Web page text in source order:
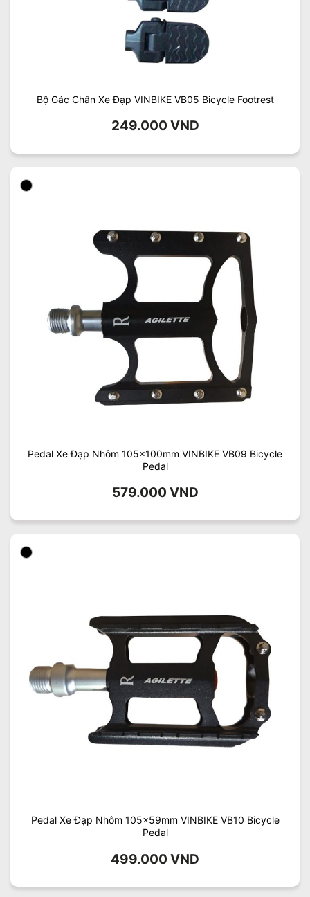
Bộ Gác Chân Xe Đạp VINBIKE VB05 Bicycle Footrest
249.000 VND
Pedal Xe Đạp Nhôm 105x100mm VINBIKE VB09 Bicycle
Pedal
579.000 VND
Pedal Xe Đạp Nhôm 105x59mm VINBIKE VB10 Bicycle
Pedal
499.000 VND